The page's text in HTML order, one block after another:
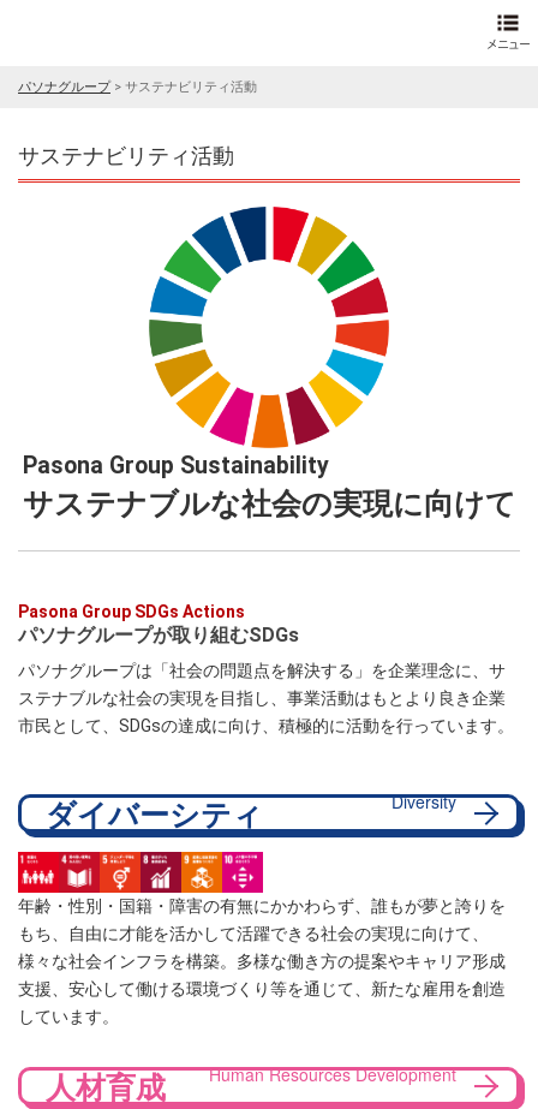
パソナグループ> サステナビリティ活動
サステナビリティ活動
Pasona Group Sustainability
サステナブルな社会の実現に向けて
Pasona Group SDGs Actions
パソナグループが取り組むSDGs
パソナグループは「社会の問題点を解決する」を企業理念に、サ
ステナブルな社会の実現を目指し、事業活動はもとより良き企業
市民として、SDGsの達成に向け、積極的に活動を行っています。
ダイバーシティ Diversity
年齢・性別・国籍・障害の有無にかかわらず、誰もが夢と誇りを
もち、自由に才能を活かして活躍できる社会の実現に向けて、
様々な社会インフラを構築。多様な働き方の提案やキャリア形成
支援、安心して働ける環境づくり等を通じて、新たな雇用を創造
しています。
人材育成 Human Resources Development